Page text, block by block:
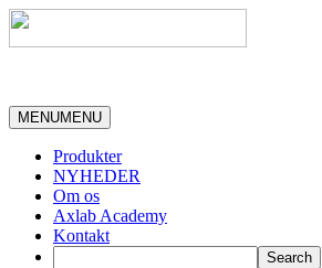
MENUMENU
Produkter
NYHEDER
Om os
Axlab Academy
Kontakt